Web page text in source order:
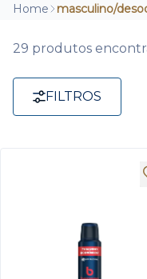
Home masculino/
29 produtos
FILTROS